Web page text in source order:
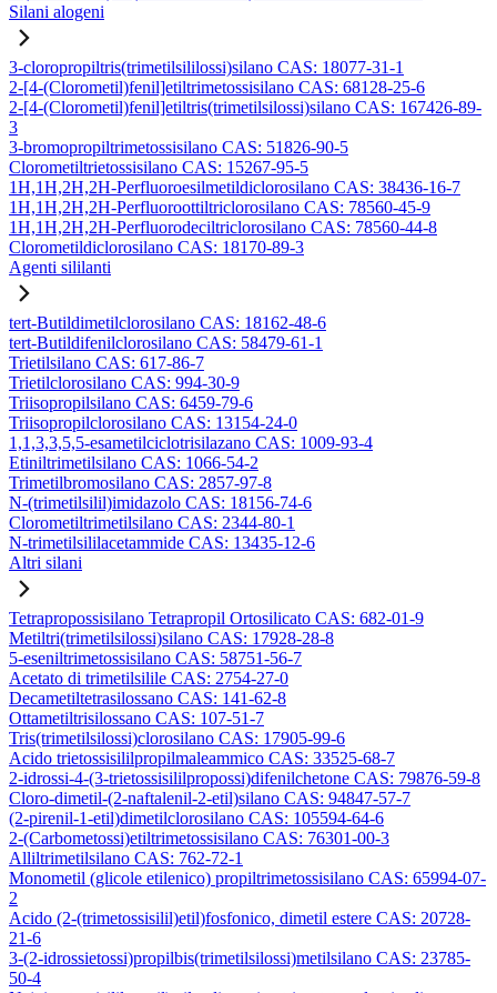
Silani alogeni
3-cloropropiltris(trimetilsililossi)silano CAS: 18077-31-1
2-[4-(Clorometil)fenil]etiltrimetossisilano CAS: 68128-25-6
2-[4-(Clorometil)fenil]etiltris(trimetilsilossi)silano CAS: 167426-89-
3
3-bromopropiltrimetossisilano CAS: 51826-90-5
Clorometiltrietossisilano CAS: 15267-95-5
1H,1H,2H,2H-Perfluoroesilmetildiclorosilano CAS: 38436-16-7
1H,1H,2H,2H-Perfluoroottiltriclorosilano CAS: 78560-45-9
1H,1H,2H,2H-Perfluorodeciltriclorosilano CAS: 78560-44-8
Clorometildiclorosilano CAS: 18170-89-3
Agenti sililanti
tert-Butildimetilclorosilano CAS: 18162-48-6
tert-Butildifenilclorosilano CAS: 58479-61-1
Trietilsilano CAS: 617-86-7
Trietilclorosilano CAS: 994-30-9
Triisopropilsilano CAS: 6459-79-6
Triisopropilclorosilano CAS: 13154-24-0
1,1,3,3,5,5-esametilciclotrisilazano CAS: 1009-93-4
Etiniltrimetilsilano CAS: 1066-54-2
Trimetilbromosilano CAS: 2857-97-8
N-(trimetilsilil)imidazolo CAS: 18156-74-6
Clorometiltrimetilsilano CAS: 2344-80-1
N-trimetilsililacetammide CAS: 13435-12-6
Altri silani
Tetrapropossisilano Tetrapropil Ortosilicato CAS: 682-01-9
Metiltri(trimetilsilossi)silano CAS: 17928-28-8
5-eseniltrimetossisilano CAS: 58751-56-7
Acetato di trimetilsilile CAS: 2754-27-0
Decametiltetrasilossano CAS: 141-62-8
Ottametiltrisilossano CAS: 107-51-7
Tris(trimetilsilossi)clorosilano CAS: 17905-99-6
Acido trietossisililpropilmaleammico CAS: 33525-68-7
2-idrossi-4-(3-trietossisililpropossi)difenilchetone CAS: 79876-59-8
Cloro-dimetil-(2-naftalenil-2-etil)silano CAS: 94847-57-7
(2-pirenil-1-etil)dimetilclorosilano CAS: 105594-64-6
2-(Carbometossi)etiltrimetossisilano CAS: 76301-00-3
Alliltrimetilsilano CAS: 762-72-1
Monometil (glicole etilenico) propiltrimetossisilano CAS: 65994-07-
2
Acido (2-(trimetossisilil)etil)fosfonico, dimetil estere CAS: 20728-
21-6
3-(2-idrossietossi)propilbis(trimetilsilossi)metilsilano CAS: 23785-
50-4